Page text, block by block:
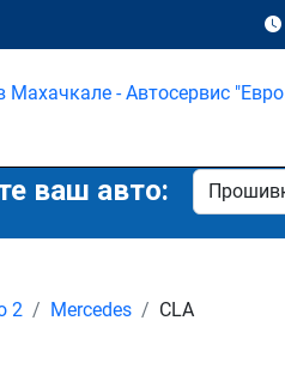
ваш авто:
2 Mercedes CLA